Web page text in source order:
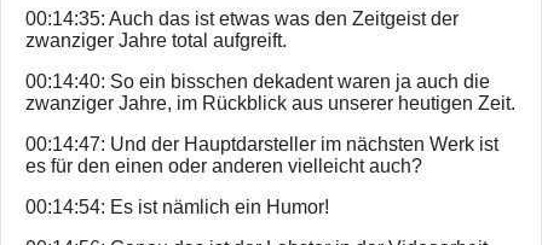
00:14:35: Auch das ist etwas was den Zeitgeist der
zwanziger Jahre total aufgreift.
00:14:40: So ein bisschen dekadent waren ja auch die
zwanziger Jahre, im Rückblick aus unserer heutigen Zeit.
00:14:47: Und der Hauptdarsteller im nächsten Werk ist
es für den einen oder anderen vielleicht auch?
00:14:54: Es ist nämlich ein Humor!